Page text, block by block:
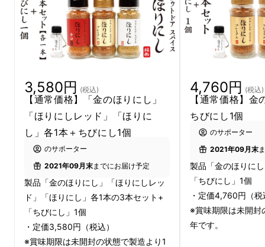
販売開始より50万本以上セールス中のアウト
ドアスパイス「 ほりにし」に、世界三大珍味
の一つであるトリュフと塩を合わせた「白ト
リュフソルト」をプラスして、プレミアムな一
品に仕上げました。
3,580円 (税込)
【通常価格】「金のほりにし」
「ほりにしレッド」「ほりに
し」各1本＋ちびにし1個
のサポーター
2021年09月末までにお届け予定
製品「金のほりにし」「ほりにしレッ
ド」「ほりにし」各1本の3本セット+
「ちびにし」1個
・定価3,580円（税込）
※賞味期限は未開封の状態で製造より1
4,760円 (税込)
【通常価格】
ちびにし1個
のサポーター
2021年09月末
製品「金のほりに
「ちびにし」1個
・定価4,760円（税
※賞味期限は未開封
年です。